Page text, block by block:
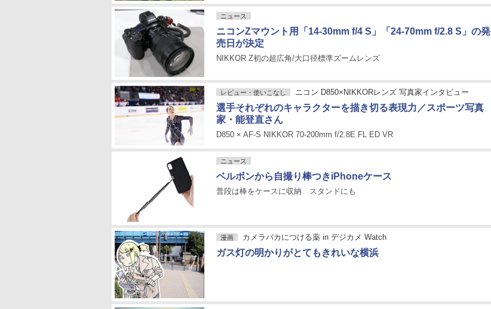
ニュース
ニコンZマウント用「14-30mm f/4 S」「24-70mm f/2.8 S」の発
売日が決定
NIKKOR Z初の超広角/大口径標準ズームレンズ
レビュー・使いこなし ニコン D850×NIKKORレンズ 写真家インタビュー
選手それぞれのキャラクターを描き切る表現力／スポーツ写真
家・能登直さん
D850 × AF-S NIKKOR 70-200mm f/2.8E FL ED VR
ニュース
ベルボンから自撮り棒つきiPhoneケース
普段は棒をケースに収納 スタンドにも
漫画 カメラバカにつける薬 in デジカメ Watch
ガス灯の明かりがとてもきれいな横浜